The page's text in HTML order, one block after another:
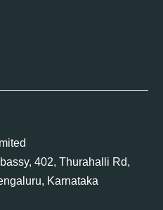
402, Thurahalli Rd,
Karnataka